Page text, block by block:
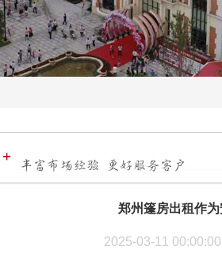
郑州篷房出租作
2025-03-11